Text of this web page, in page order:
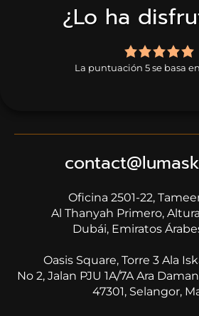
¿Lo ha
5,0
rating
La puntuación 5 se basa
Oficina 2501-22,
​​​​​​​Al Thanyah Primero,
Dubái, Emiratos
Oasis Square, Torre 3 Ala
No 2, Jalan PJU 1A/7A Ara
47301, Selangor,